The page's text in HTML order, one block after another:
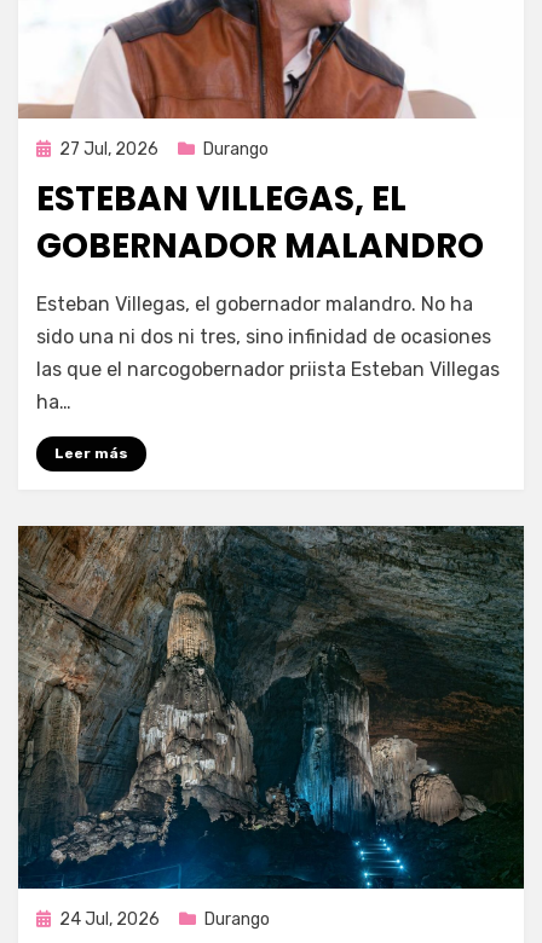
Publicada
27 Jul, 2026 Durango
ESTEBAN VILLEGAS, EL
GOBERNADOR MALANDRO
por Fernando Miranda Servín
Esteban Villegas, el gobernador malandro. No ha
sido una ni dos ni tres, sino infinidad de ocasiones
las que el narcogobernador priista Esteban Villegas
ha…
Leer más
Publicada
24 Jul, 2026 Durango